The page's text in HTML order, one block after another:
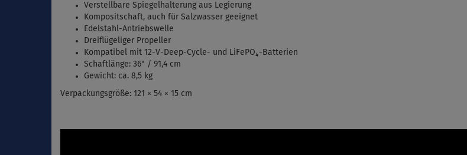
Verstellbare Spiegelhalterung aus Legierung
Kompositschaft, auch für Salzwasser geeignet
Edelstahl-Antriebswelle
Dreiflügeliger Propeller
Kompatibel mit 12-V-Deep-Cycle- und LiFePO₄-Batterien
Schaftlänge: 36" / 91,4 cm
Gewicht: ca. 8,5 kg
Verpackungsgröße: 121 × 54 × 15 cm